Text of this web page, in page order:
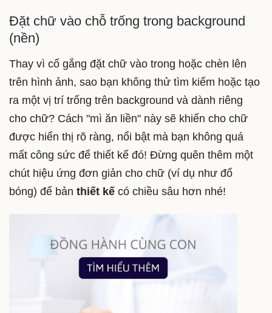
Đặt chữ vào chỗ trống trong background
(nền)
Thay vì cố gắng đặt chữ vào trong hoặc chèn lên
trên hình ảnh, sao bạn không thử tìm kiếm hoặc tạo
ra một vị trí trống trên background và dành riêng
cho chữ? Cách "mì ăn liền" này sẽ khiến cho chữ
được hiển thị rõ ràng, nổi bật mà bạn không quá
mất công sức để thiết kế đó! Đừng quên thêm một
chút hiệu ứng đơn giản cho chữ (ví dụ như đổ
bóng) để bản thiết kế có chiều sâu hơn nhé!